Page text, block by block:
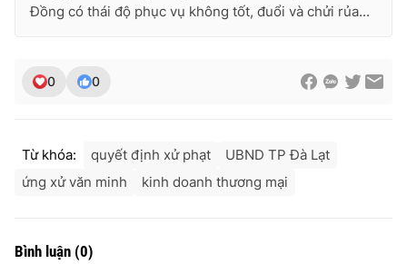
Đồng có thái độ phục vụ không tốt, đuổi và chửi rủa...
0 0
Từ khóa: quyết định xử phạt
UBND TP Đà Lạt
ứng xử văn minh
kinh doanh thương mại
Bình luận (0)